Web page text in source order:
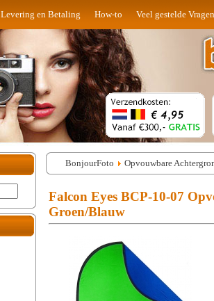
Levering en Betaling How-to Veel gestelde Vragen
BonjourFoto Opvouwbare
Falcon Eyes BCP-10-07
Groen/Blauw